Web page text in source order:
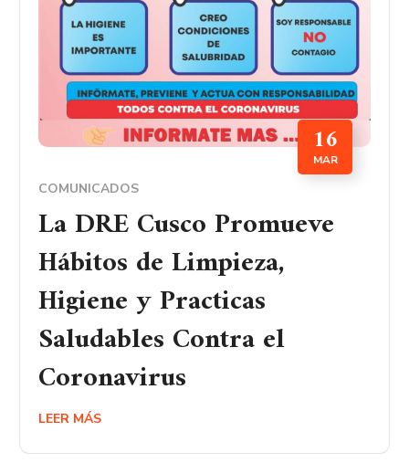
16
MAR
COMUNICADOS
La DRE Cusco Promueve
Hábitos de Limpieza,
Higiene y Practicas
Saludables Contra el
Coronavirus
LEER MÁS